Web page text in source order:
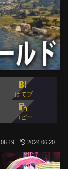
はてブ
コピー
2024.06.20